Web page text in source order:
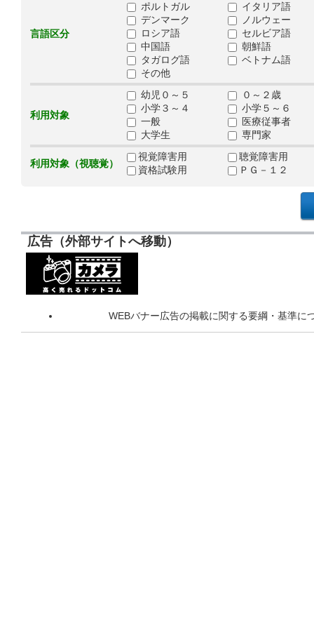
言語区分
ポルトガル
イタリア語
デンマーク
ノルウェー
ロシア語
セルビア語
中国語
朝鮮語
タガログ語
ベトナム語
その他
利用対象
幼児０～５
０～２歳
小学３～４
小学５～６
一般
医療従事者
大学生
専門家
利用対象（視聴覚）
視覚障害用
聴覚障害用
資格試験用
ＰＧ－１２
広告（外部サイトへ移動）
WEBバナー広告の掲載に関する要綱・基準に